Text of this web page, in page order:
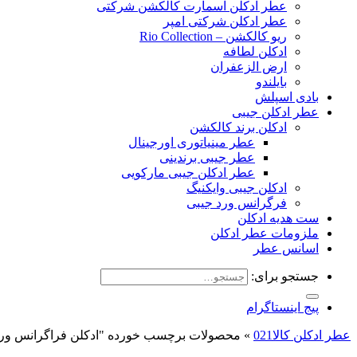
عطر ادکلن اسمارت کالکشن شرکتی
عطر ادکلن شرکتی امپر
ریو کالکشن – Rio Collection
ادکلن لطافه
ارض الزعفران
بایلندو
بادی اسپلش
عطر ادکلن جیبی
ادکلن برند کالکشن
عطر مینیاتوری اورجینال
عطر جیبی برندینی
عطر ادکلن جیبی مارکویی
ادکلن جیبی وایکنیگ
فرگرانس ورد جیبی
ست هدیه ادکلن
ملزومات عطر ادکلن
اسانس عطر
جستجو برای:
پیج اینستاگرام
عطر ادکلن کالا021 » محصولات برچسب خورده "ادکلن فراگرانس